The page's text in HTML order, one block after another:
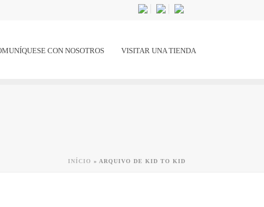
CON NOSOTROS VISITAR UNA TIENDA
INÍCIO » ARQUIVO DE KID TO KID